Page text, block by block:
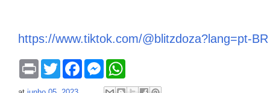
https://www.tiktok.com/@blitzdoza?lang=pt-BR
P
T
w
F
M